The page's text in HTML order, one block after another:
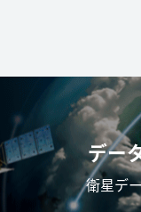
デー
衛星デ